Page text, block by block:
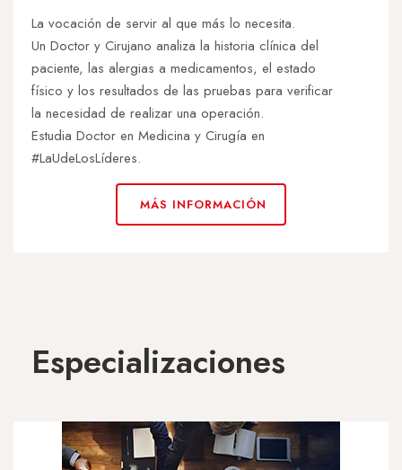
La vocación de servir al que más lo necesita.
Un Doctor y Cirujano analiza la historia clínica del
paciente, las alergias a medicamentos, el estado
físico y los resultados de las pruebas para verificar
la necesidad de realizar una operación.
Estudia Doctor en Medicina y Cirugía en
#LaUdeLosLíderes.
MÁS INFORMACIÓN
Especializaciones